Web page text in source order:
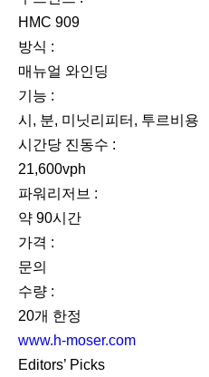
HMC 909
방식 :
매뉴얼 와인딩
기능 :
시, 분, 미닛리피터, 투르비용
시간당 진동수 :
21,600vph
파워리저브 :
약 90시간
가격 :
문의
수량 :
20개 한정
www.h-moser.com
Editors’ Picks